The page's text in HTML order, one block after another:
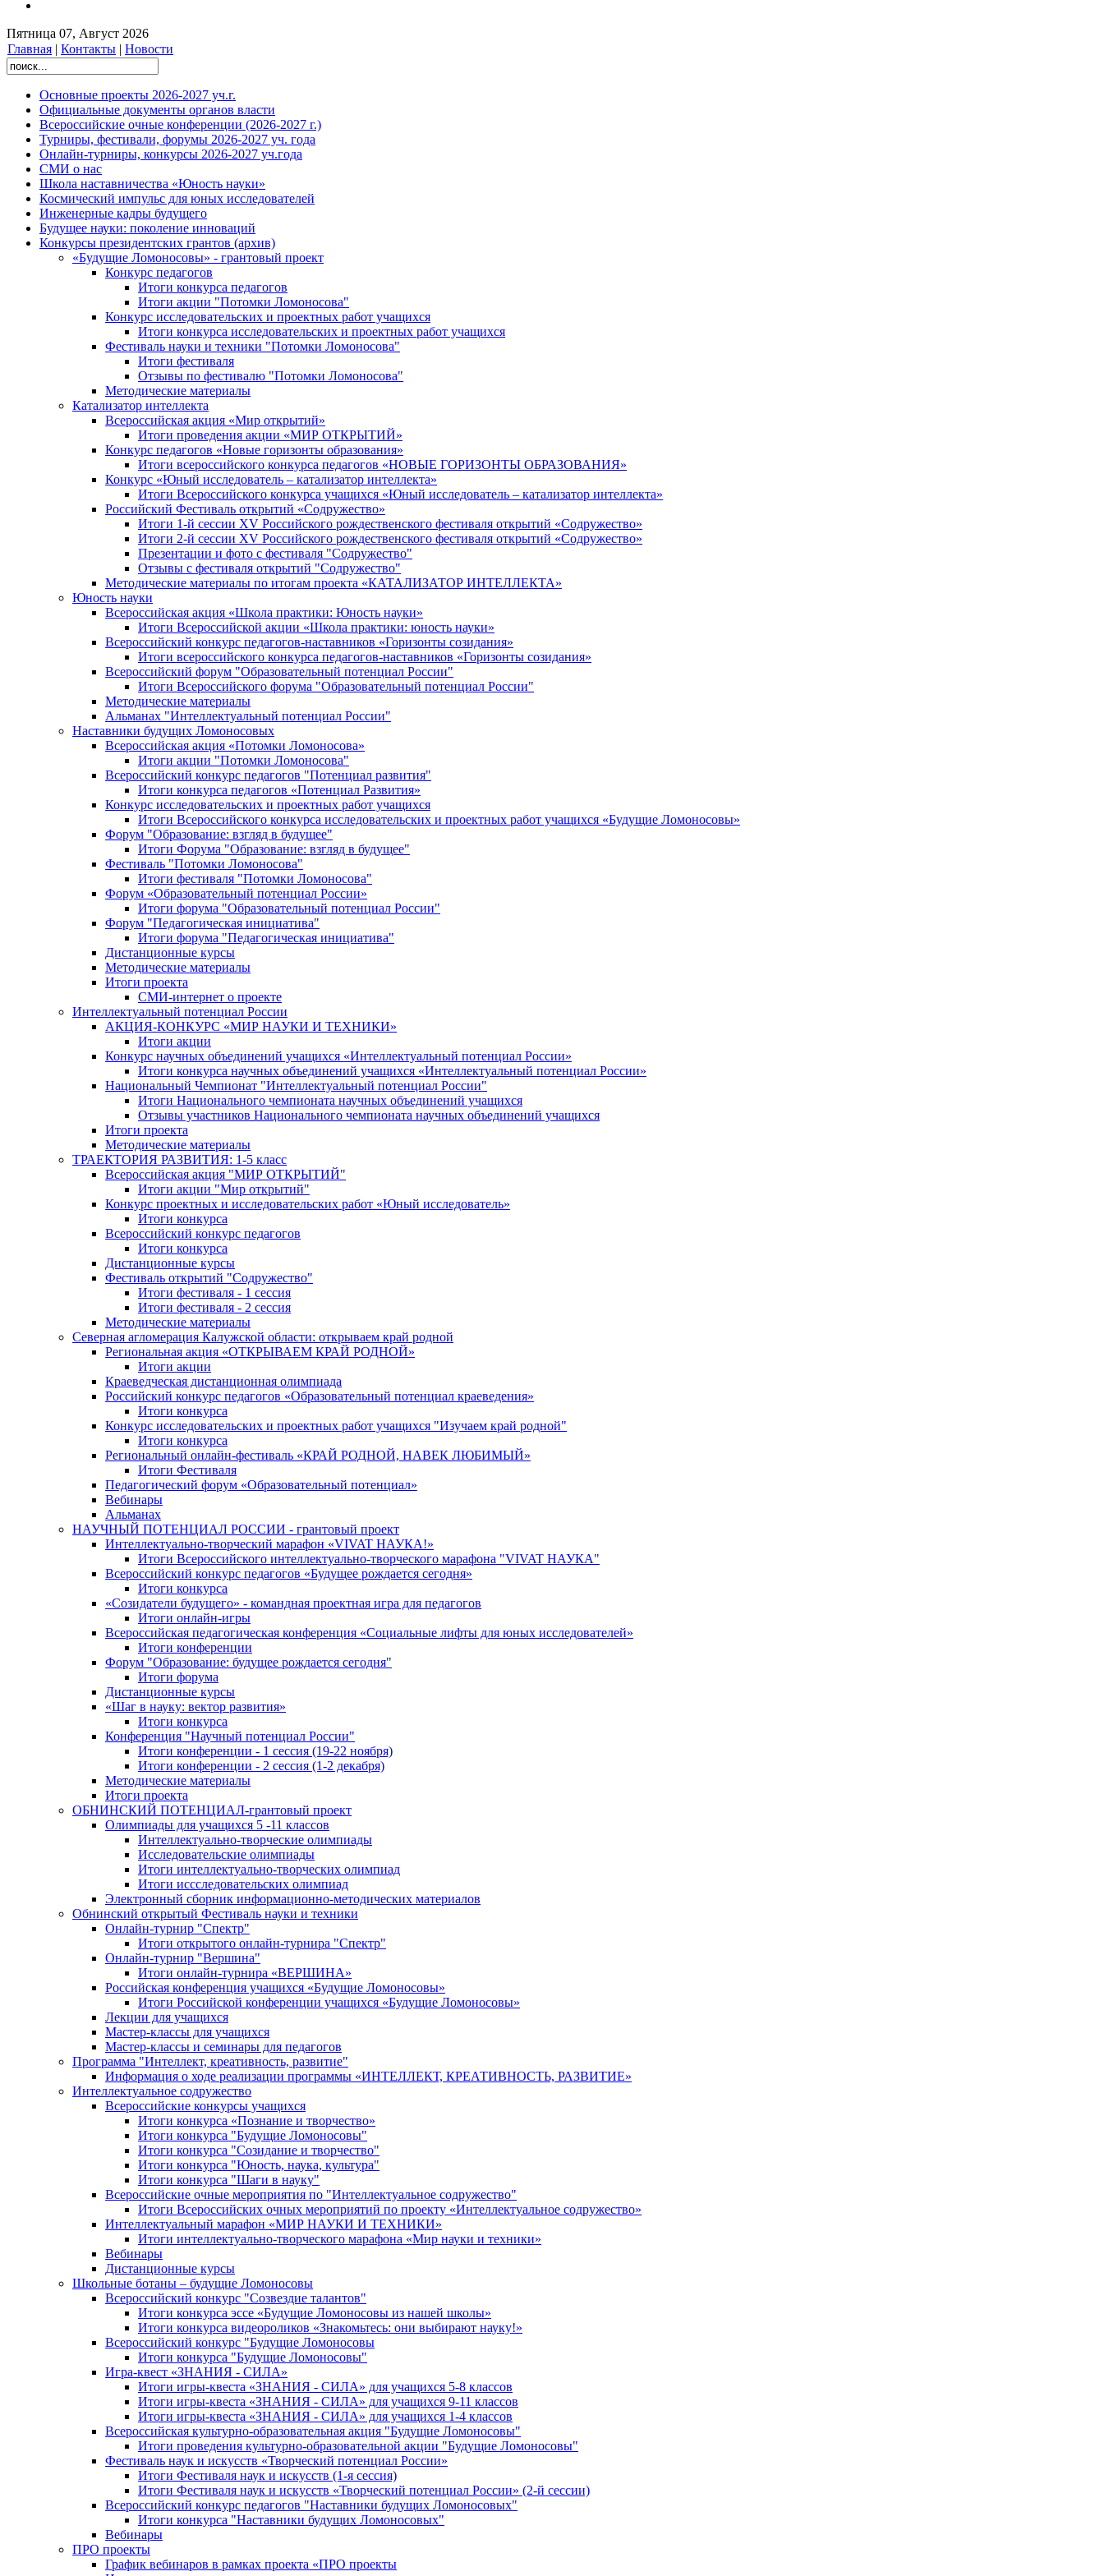
Пятница 07, Август 2026
Главная | Контакты | Новости
Основные проекты 2026-2027 уч.г.
Официальные документы органов власти
Всероссийские очные конференции (2026-2027 г.)
Турниры, фестивали, форумы 2026-2027 уч. года
Онлайн-турниры, конкурсы 2026-2027 уч.года
СМИ о нас
Школа наставничества «Юность науки»
Космический импульс для юных исследователей
Инженерные кадры будущего
Будущее науки: поколение инноваций
Конкурсы президентских грантов (архив)
«Будущие Ломоносовы» - грантовый проект
Конкурс педагогов
Итоги конкурса педагогов
Итоги акции "Потомки Ломоносова"
Конкурс исследовательских и проектных работ учащихся
Итоги конкурса исследовательских и проектных работ учащихся
Фестиваль науки и техники "Потомки Ломоносова"
Итоги фестиваля
Отзывы по фестивалю "Потомки Ломоносова"
Методические материалы
Катализатор интеллекта
Всероссийская акция «Мир открытий»
Итоги проведения акции «МИР ОТКРЫТИЙ»
Конкурс педагогов «Новые горизонты образования»
Итоги всероссийского конкурса педагогов «НОВЫЕ ГОРИЗОНТЫ ОБРАЗОВАНИЯ»
Конкурс «Юный исследователь – катализатор интеллекта»
Итоги Всероссийского конкурса учащихся «Юный исследователь – катализатор интеллекта»
Российский Фестиваль открытий «Содружество»
Итоги 1-й сессии XV Российского рождественского фестиваля открытий «Содружество»
Итоги 2-й сессии XV Российского рождественского фестиваля открытий «Содружество»
Презентации и фото с фестиваля "Содружество"
Отзывы с фестиваля открытий "Содружество"
Методические материалы по итогам проекта «КАТАЛИЗАТОР ИНТЕЛЛЕКТА»
Юность науки
Всероссийская акция «Школа практики: Юность науки»
Итоги Всероссийской акции «Школа практики: юность науки»
Всероссийский конкурс педагогов-наставников «Горизонты созидания»
Итоги всероссийского конкурса педагогов-наставников «Горизонты созидания»
Всероссийский форум "Образовательный потенциал России"
Итоги Всероссийского форума "Образовательный потенциал России"
Методические материалы
Альманах "Интеллектуальный потенциал России"
Наставники будущих Ломоносовых
Всероссийская акция «Потомки Ломоносова»
Итоги акции "Потомки Ломоносова"
Всероссийский конкурс педагогов "Потенциал развития"
Итоги конкурса педагогов «Потенциал Развития»
Конкурс исследовательских и проектных работ учащихся
Итоги Всероссийского конкурса исследовательских и проектных работ учащихся «Будущие Ломоносовы»
Форум "Образование: взгляд в будущее"
Итоги Форума "Образование: взгляд в будущее"
Фестиваль "Потомки Ломоносова"
Итоги фестиваля "Потомки Ломоносова"
Форум «Образовательный потенциал России»
Итоги форума "Образовательный потенциал России"
Форум "Педагогическая инициатива"
Итоги форума "Педагогическая инициатива"
Дистанционные курсы
Методические материалы
Итоги проекта
СМИ-интернет о проекте
Интеллектуальный потенциал России
АКЦИЯ-КОНКУРС «МИР НАУКИ И ТЕХНИКИ»
Итоги акции
Конкурс научных объединений учащихся «Интеллектуальный потенциал России»
Итоги конкурса научных объединений учащихся «Интеллектуальный потенциал России»
Национальный Чемпионат "Интеллектуальный потенциал России"
Итоги Национального чемпионата научных объединений учащихся
Отзывы участников Национального чемпионата научных объединений учащихся
Итоги проекта
Методические материалы
ТРАЕКТОРИЯ РАЗВИТИЯ: 1-5 класс
Всероссийская акция "МИР ОТКРЫТИЙ"
Итоги акции "Мир открытий"
Конкурс проектных и исследовательских работ «Юный исследователь»
Итоги конкурса
Всероссийский конкурс педагогов
Итоги конкурса
Дистанционные курсы
Фестиваль открытий "Содружество"
Итоги фестиваля - 1 сессия
Итоги фестиваля - 2 сессия
Методические материалы
Северная агломерация Калужской области: открываем край родной
Региональная акция «ОТКРЫВАЕМ КРАЙ РОДНОЙ»
Итоги акции
Краеведческая дистанционная олимпиада
Российский конкурс педагогов «Образовательный потенциал краеведения»
Итоги конкурса
Конкурс исследовательских и проектных работ учащихся "Изучаем край родной"
Итоги конкурса
Региональный онлайн-фестиваль «КРАЙ РОДНОЙ, НАВЕК ЛЮБИМЫЙ»
Итоги Фестиваля
Педагогический форум «Образовательный потенциал»
Вебинары
Альманах
НАУЧНЫЙ ПОТЕНЦИАЛ РОССИИ - грантовый проект
Интеллектуально-творческий марафон «VIVAT НАУКА!»
Итоги Всероссийского интеллектуально-творческого марафона "VIVAT НАУКА"
Всероссийский конкурс педагогов «Будущее рождается сегодня»
Итоги конкурса
«Cозидатели будущего» - командная проектная игра для педагогов
Итоги онлайн-игры
Всероссийская педагогическая конференция «Cоциальные лифты для юных исследователей»
Итоги конференции
Форум "Образование: будущее рождается сегодня"
Итоги форума
Дистанционные курсы
«Шаг в науку: вектор развития»
Итоги конкурса
Конференция "Научный потенциал России"
Итоги конференции - 1 сессия (19-22 ноября)
Итоги конференции - 2 сессия (1-2 декабря)
Методические материалы
Итоги проекта
ОБНИНСКИЙ ПОТЕНЦИАЛ-грантовый проект
Олимпиады для учащихся 5 -11 классов
Интеллектуально-творческие олимпиады
Исследовательские олимпиады
Итоги интеллектуально-творческих олимпиад
Итоги иссследовательских олимпиад
Электронный сборник информационно-методических материалов
Обнинский открытый Фестиваль науки и техники
Онлайн-турнир "Спектр"
Итоги открытого онлайн-турнира "Спектр"
Онлайн-турнир "Вершина"
Итоги онлайн-турнира «ВЕРШИНА»
Российская конференция учащихся «Будущие Ломоносовы»
Итоги Российской конференции учащихся «Будущие Ломоносовы»
Лекции для учащихся
Мастер-классы для учащихся
Мастер-классы и семинары для педагогов
Программа "Интеллект, креативность, развитие"
Информация о ходе реализации программы «ИНТЕЛЛЕКТ, КРЕАТИВНОСТЬ, РАЗВИТИЕ»
Интеллектуальное содружество
Всероссийские конкурсы учащихся
Итоги конкурса «Познание и творчество»
Итоги конкурса "Будущие Ломоносовы"
Итоги конкурса "Созидание и творчество"
Итоги конкурса "Юность, наука, культура"
Итоги конкурса "Шаги в науку"
Всероссийские очные мероприятия по "Интеллектуальное содружество"
Итоги Всероссийских очных мероприятий по проекту «Интеллектуальное содружество»
Интеллектуальный марафон «МИР НАУКИ И ТЕХНИКИ»
Итоги интеллектуально-творческого марафона «Мир науки и техники»
Вебинары
Дистанционные курсы
Школьные ботаны – будущие Ломоносовы
Всероссийский конкурс "Созвездие талантов"
Итоги конкурса эссе «Будущие Ломоносовы из нашей школы»
Итоги конкурса видеороликов «Знакомьтесь: они выбирают науку!»
Всероссийский конкурс "Будущие Ломоносовы
Итоги конкурса "Будущие Ломоносовы"
Игра-квест «ЗНАНИЯ - СИЛА»
Итоги игры-квеста «ЗНАНИЯ - СИЛА» для учащихся 5-8 классов
Итоги игры-квеста «ЗНАНИЯ - СИЛА» для учащихся 9-11 классов
Итоги игры-квеста «ЗНАНИЯ - СИЛА» для учащихся 1-4 классов
Всероссийская культурно-образовательная акция "Будущие Ломоносовы"
Итоги проведения культурно-образовательной акции "Будущие Ломоносовы"
Фестиваль наук и искусств «Творческий потенциал России»
Итоги Фестиваля наук и искусств (1-я сессия)
Итоги Фестиваля наук и искусств «Творческий потенциал России» (2-й сессии)
Всероссийский конкурс педагогов "Наставники будущих Ломоносовых"
Итоги конкурса "Наставники будущих Ломоносовых"
Вебинары
ПРО проекты
График вебинаров в рамках проекта «ПРО проекты